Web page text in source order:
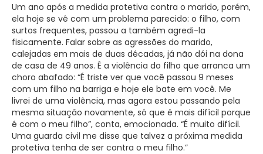
Um ano após a medida protetiva contra o marido, porém,
ela hoje se vê com um problema parecido: o filho, com
surtos frequentes, passou a também agredi-la
fisicamente. Falar sobre as agressões do marido,
calejadas em mais de duas décadas, já não dói na dona
de casa de 49 anos. É a violência do filho que arranca um
choro abafado: “É triste ver que você passou 9 meses
com um filho na barriga e hoje ele bate em você. Me
livrei de uma violência, mas agora estou passando pela
mesma situação novamente, só que é mais difícil porque
é com o meu filho”, conta, emocionada. “É muito difícil.
Uma guarda civil me disse que talvez a próxima medida
protetiva tenha de ser contra o meu filho.”